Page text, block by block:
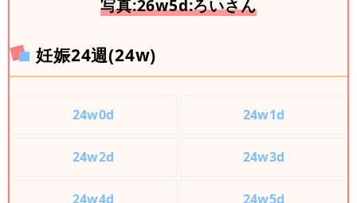
写真:26w5d:ろいさん
妊娠24週(24w)
24w0d 24w1d
24w2d 24w3d
24w4d 24w5d